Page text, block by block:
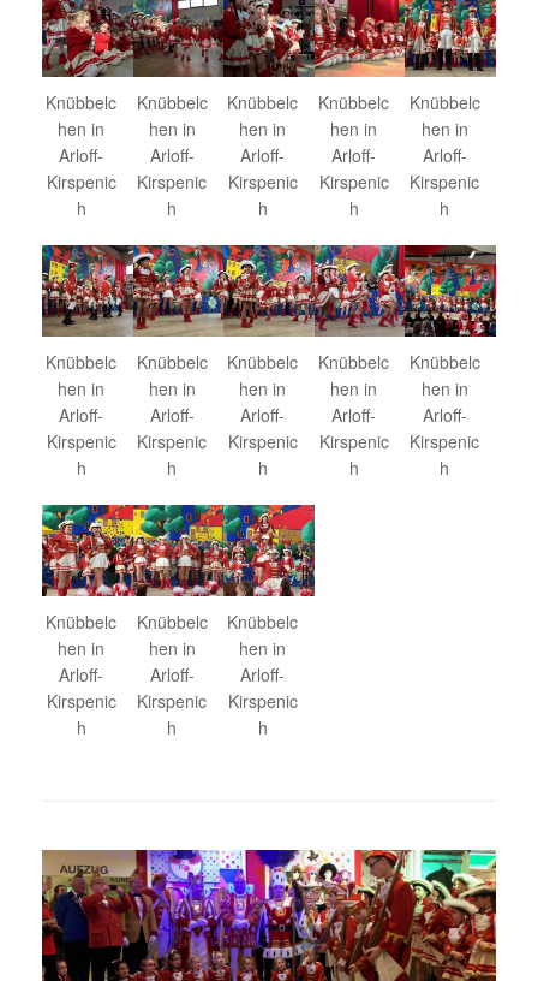
Knübbelc
hen in
Arloff-
Kirspenic
h
Knübbelc
hen in
Arloff-
Kirspenic
h
Knübbelc
hen in
Arloff-
Kirspenic
h
Knübbelc
hen in
Arloff-
Kirspenic
h
Knübbelc
hen in
Arloff-
Kirspenic
h
Knübbelc
hen in
Arloff-
Kirspenic
h
Knübbelc
hen in
Arloff-
Kirspenic
h
Knübbelc
hen in
Arloff-
Kirspenic
h
Knübbelc
hen in
Arloff-
Kirspenic
h
Knübbelc
hen in
Arloff-
Kirspenic
h
Knübbelc
hen in
Arloff-
Kirspenic
h
Knübbelc
hen in
Arloff-
Kirspenic
h
Knübbelc
hen in
Arloff-
Kirspenic
h